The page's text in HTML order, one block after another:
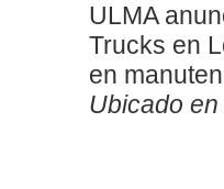
ULMA
Trucks en
en
Ubicado en